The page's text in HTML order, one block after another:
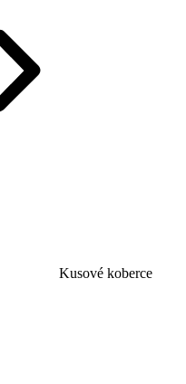
Kusové koberce